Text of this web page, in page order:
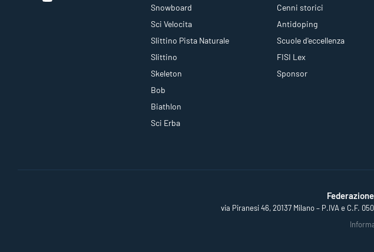
Snowboard
Sci Velocita
Slittino Pista Naturale
Slittino
Skeleton
Bob
Biathlon
Sci Erba
Cenni storici
Antidoping
Scuole d'eccellenza
FISI Lex
Sponsor
via Piranesi 46, 20137 Milano – P.IVA e C.F.